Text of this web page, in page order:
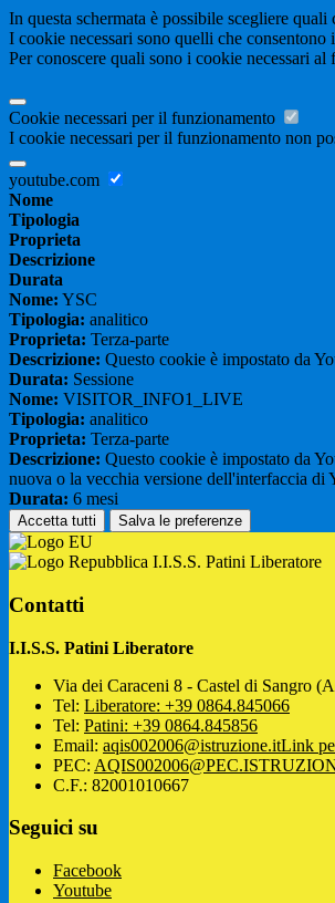
In questa schermata è possibile scegliere quali
I cookie necessari sono quelli che
Per conoscere quali sono i cookie necessari
Cookie necessari per il funzionamento
I cookie necessari per il funzionamento non
youtube.com
Nome
Tipologia
Proprieta
Descrizione
Durata
Nome: YSC
Tipologia: analitico
Proprieta: Terza-parte
Descrizione: Questo cookie è impostato da
Durata: Sessione
Nome: VISITOR_INFO1_LIVE
Tipologia: analitico
Proprieta: Terza-parte
Descrizione: Questo cookie è impostato da
nuova o la vecchia versione dell'interfaccia di
Durata: 6 mesi
Accetta tutti Salva le preferenze
I.I.S.S. Patini Liberatore
Contatti
I.I.S.S. Patini Liberatore
Via dei Caraceni 8 - Castel di Sangro
Tel: Liberatore: +39 0864.845066
Tel: Patini: +39 0864.845856
Email: aqis002006@istruzione.itLink
PEC:
C.F.: 82001010667
Seguici su
Facebook
Youtube